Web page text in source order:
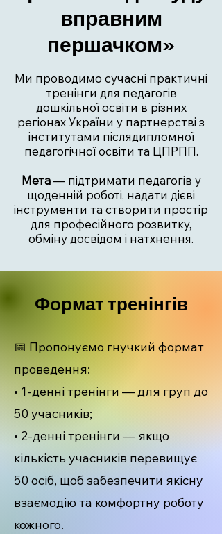
вправним
першачком»
Ми проводимо сучасні практичні
тренінги для педагогів
дошкільної освіти в різних
регіонах України у партнерстві з
інститутами післядипломної
педагогічної освіти та ЦПРПП.
Мета— підтримати педагогів у
щоденній роботі, надати дієві
інструменти та створити простір
для професійного розвитку,
обміну досвідом і натхнення.
Формат тренінгів
📅 Пропонуємо гнучкий формат
проведення:
• 1-денні тренінги — для груп до
50 учасників;
• 2-денні тренінги — якщо
кількість учасників перевищує
50 осіб, щоб забезпечити якісну
взаємодію та комфортну роботу
кожного.